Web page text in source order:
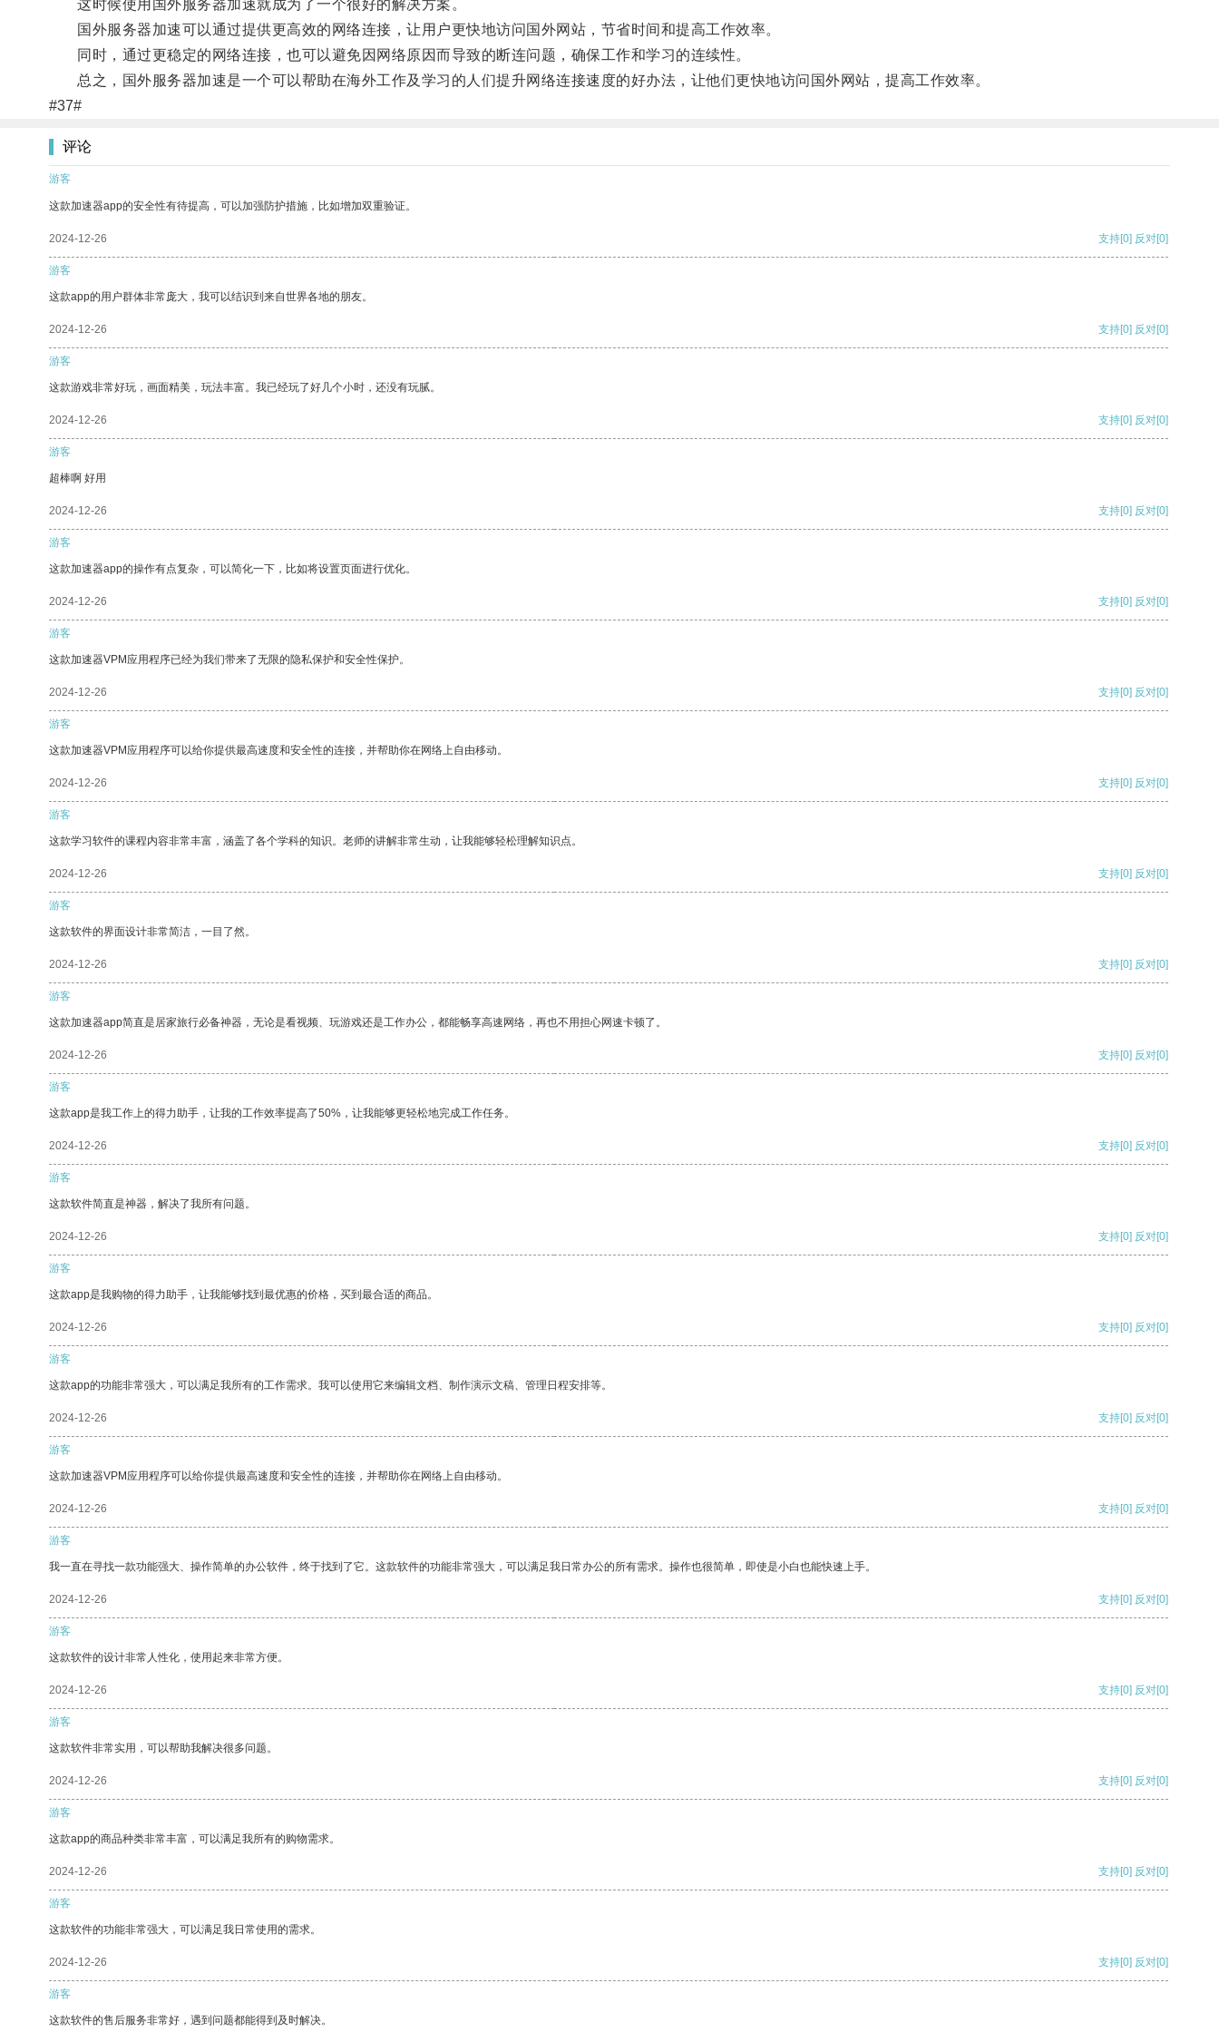
这时候使用国外服务器加速就成为了一个很好的解决方案。
国外服务器加速可以通过提供更高效的网络连接，让用户更快地访问国外网站，节省时间和提高工作效率。
同时，通过更稳定的网络连接，也可以避免因网络原因而导致的断连问题，确保工作和学习的连续性。
总之，国外服务器加速是一个可以帮助在海外工作及学习的人们提升网络连接速度的好办法，让他们更快地访问国外网站，提高工作效率。
#37#
评论
游客
这款加速器app的安全性有待提高，可以加强防护措施，比如增加双重验证。
2024-12-26 支持[0] 反对[0]
游客
这款app的用户群体非常庞大，我可以结识到来自世界各地的朋友。
2024-12-26 支持[0] 反对[0]
游客
这款游戏非常好玩，画面精美，玩法丰富。我已经玩了好几个小时，还没有玩腻。
2024-12-26 支持[0] 反对[0]
游客
超棒啊 好用
2024-12-26 支持[0] 反对[0]
游客
这款加速器app的操作有点复杂，可以简化一下，比如将设置页面进行优化。
2024-12-26 支持[0] 反对[0]
游客
这款加速器VPM应用程序已经为我们带来了无限的隐私保护和安全性保护。
2024-12-26 支持[0] 反对[0]
游客
这款加速器VPM应用程序可以给你提供最高速度和安全性的连接，并帮助你在网络上自由移动。
2024-12-26 支持[0] 反对[0]
游客
这款学习软件的课程内容非常丰富，涵盖了各个学科的知识。老师的讲解非常生动，让我能够轻松理解知识点。
2024-12-26 支持[0] 反对[0]
游客
这款软件的界面设计非常简洁，一目了然。
2024-12-26 支持[0] 反对[0]
游客
这款加速器app简直是居家旅行必备神器，无论是看视频、玩游戏还是工作办公，都能畅享高速网络，再也不用担心网速卡顿了。
2024-12-26 支持[0] 反对[0]
游客
这款app是我工作上的得力助手，让我的工作效率提高了50%，让我能够更轻松地完成工作任务。
2024-12-26 支持[0] 反对[0]
游客
这款软件简直是神器，解决了我所有问题。
2024-12-26 支持[0] 反对[0]
游客
这款app是我购物的得力助手，让我能够找到最优惠的价格，买到最合适的商品。
2024-12-26 支持[0] 反对[0]
游客
这款app的功能非常强大，可以满足我所有的工作需求。我可以使用它来编辑文档、制作演示文稿、管理日程安排等。
2024-12-26 支持[0] 反对[0]
游客
这款加速器VPM应用程序可以给你提供最高速度和安全性的连接，并帮助你在网络上自由移动。
2024-12-26 支持[0] 反对[0]
游客
我一直在寻找一款功能强大、操作简单的办公软件，终于找到了它。这款软件的功能非常强大，可以满足我日常办公的所有需求。操作也很简单，即使是小白也能快速上手。
2024-12-26 支持[0] 反对[0]
游客
这款软件的设计非常人性化，使用起来非常方便。
2024-12-26 支持[0] 反对[0]
游客
这款软件非常实用，可以帮助我解决很多问题。
2024-12-26 支持[0] 反对[0]
游客
这款app的商品种类非常丰富，可以满足我所有的购物需求。
2024-12-26 支持[0] 反对[0]
游客
这款软件的功能非常强大，可以满足我日常使用的需求。
2024-12-26 支持[0] 反对[0]
游客
这款软件的售后服务非常好，遇到问题都能得到及时解决。